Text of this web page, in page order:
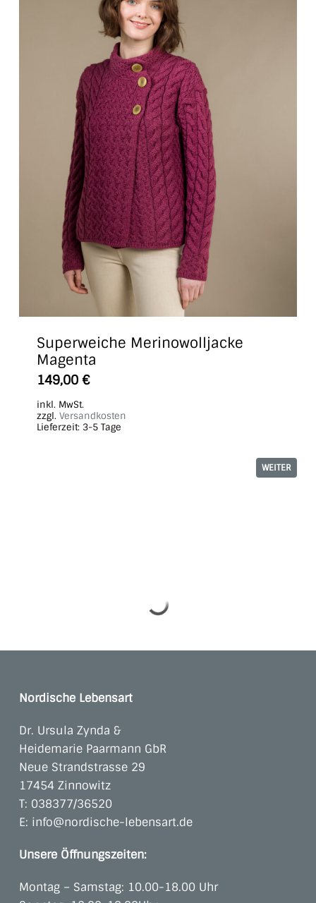
Superweiche Merinowolljacke
Magenta
149,00 €
inkl. MwSt.
zzgl. Versandkosten
Lieferzeit: 3-5 Tage
WEITER
Nordische Lebensart
Dr. Ursula Zynda &
Heidemarie Paarmann GbR
Neue Strandstrasse 29
17454 Zinnowitz
T: 038377/36520
E: info@nordische-lebensart.de
Unsere Öffnungszeiten:
Montag – Samstag: 10.00-18.00 Uhr